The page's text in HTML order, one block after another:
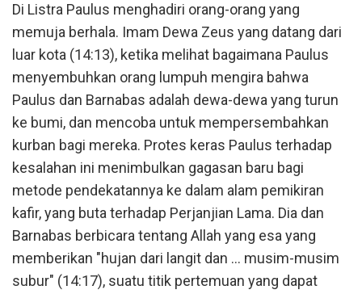
Di Listra Paulus menghadiri orang-orang yang
memuja berhala. Imam Dewa Zeus yang datang dari
luar kota (14:13), ketika melihat bagaimana Paulus
menyembuhkan orang lumpuh mengira bahwa
Paulus dan Barnabas adalah dewa-dewa yang turun
ke bumi, dan mencoba untuk mempersembahkan
kurban bagi mereka. Protes keras Paulus terhadap
kesalahan ini menimbulkan gagasan baru bagi
metode pendekatannya ke dalam alam pemikiran
kafir, yang buta terhadap Perjanjian Lama. Dia dan
Barnabas berbicara tentang Allah yang esa yang
memberikan "hujan dari langit dan ... musim-musim
subur" (14:17), suatu titik pertemuan yang dapat